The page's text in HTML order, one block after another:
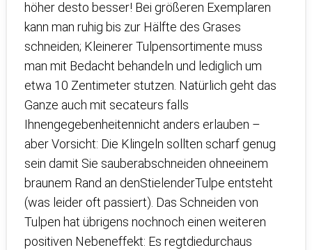
höher desto besser! Bei größeren Exemplaren
kann man ruhig bis zur Hälfte des Grases
schneiden; Kleinerer Tulpensortimente muss
man mit Bedacht behandeln und lediglich um
etwa 10 Zentimeter stutzen. Natürlich geht das
Ganze auch mit secateurs falls
Ihnengegebenheitennicht anders erlauben –
aber Vorsicht: Die Klingeln sollten scharf genug
sein damit Sie sauberabschneiden ohneeinem
braunem Rand an denStielenderTulpe entsteht
(was leider oft passiert). Das Schneiden von
Tulpen hat übrigens nochnoch einen weiteren
positiven Nebeneffekt: Es regtdiedurchaus